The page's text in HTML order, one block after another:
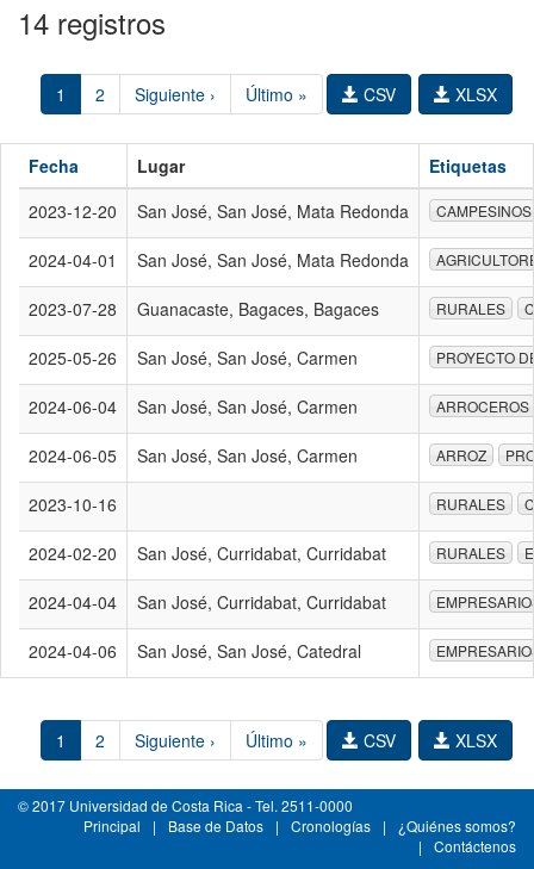
14 registros
1 2 Siguiente › Último » XLSX
CSV
Fecha Lugar
Etiquetas
2023-12-20
San José, San José, Mata Redonda CAMPESINOS
2024-04-01 San José, San José, Mata Redonda
2023-07-28 Guanacaste, Bagaces, Bagaces RURALES
2025-05-26 San José, San José, Carmen PROYECTO
2024-06-04 San José, San José, Carmen ARROCEROS
2024-06-05 San José, San José, Carmen ARROZ
2023-10-16 RURALES
2024-02-20 San José, Curridabat, Curridabat RURALES
2024-04-04 San José, Curridabat, Curridabat
2024-04-06 San José, San José, Catedral
1 2 Siguiente › Último » XLSX
CSV
© 2017 Universidad de Costa Rica - Tel. 2511-0000
Principal
| Base de Datos | Cronologías |
¿Quiénes somos?
|
Contáctenos